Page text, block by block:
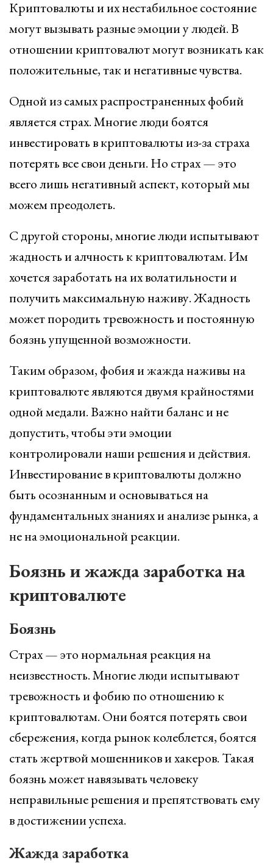
Криптовалюты и их нестабильное состояние
могут вызывать разные эмоции у людей. В
отношении криптовалют могут возникать как
положительные, так и негативные чувства.
Одной из самых распространенных фобий
является страх. Многие люди боятся
инвестировать в криптовалюты из-за страха
потерять все свои деньги. Но страх — это
всего лишь негативный аспект, который мы
можем преодолеть.
С другой стороны, многие люди испытывают
жадность и алчность к криптовалютам. Им
хочется заработать на их волатильности и
получить максимальную наживу. Жадность
может породить тревожность и постоянную
боязнь упущенной возможности.
Таким образом, фобия и жажда наживы на
криптовалюте являются двумя крайностями
одной медали. Важно найти баланс и не
допустить, чтобы эти эмоции
контролировали наши решения и действия.
Инвестирование в криптовалюты должно
быть осознанным и основываться на
фундаментальных знаниях и анализе рынка, а
не на эмоциональной реакции.
Боязнь и жажда заработка на
криптовалюте
Боязнь
Страх — это нормальная реакция на
неизвестность. Многие люди испытывают
тревожность и фобию по отношению к
криптовалютам. Они боятся потерять свои
сбережения, когда рынок колеблется, боятся
стать жертвой мошенников и хакеров. Такая
боязнь может навязывать человеку
неправильные решения и препятствовать ему
в достижении успеха.
Жажда заработка